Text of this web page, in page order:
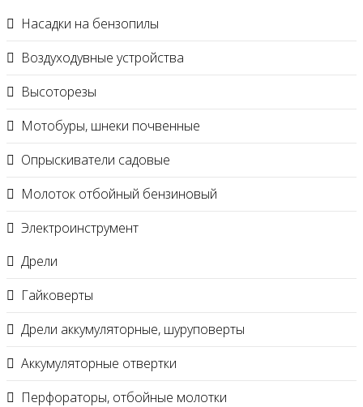
Насадки на бензопилы
Воздуходувные устройства
Высоторезы
Мотобуры, шнеки почвенные
Опрыскиватели садовые
Молоток отбойный бензиновый
Электроинструмент
Дрели
Гайковерты
Дрели аккумуляторные, шуруповерты
Аккумуляторные отвертки
Перфораторы, отбойные молотки